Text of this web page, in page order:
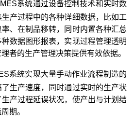
系统通过设备控制技术和实时数
产过程中的各种详细数据，比如工
、在制品移转，同时内置各种汇总
数据图形报表，实现过程管理透明
者的生产管理决策提供有效依据。
系统实现大量手动作业流程制造的
生产速度，同时通过实时的生产状
产过程延误状况，使产出与计划结
期。